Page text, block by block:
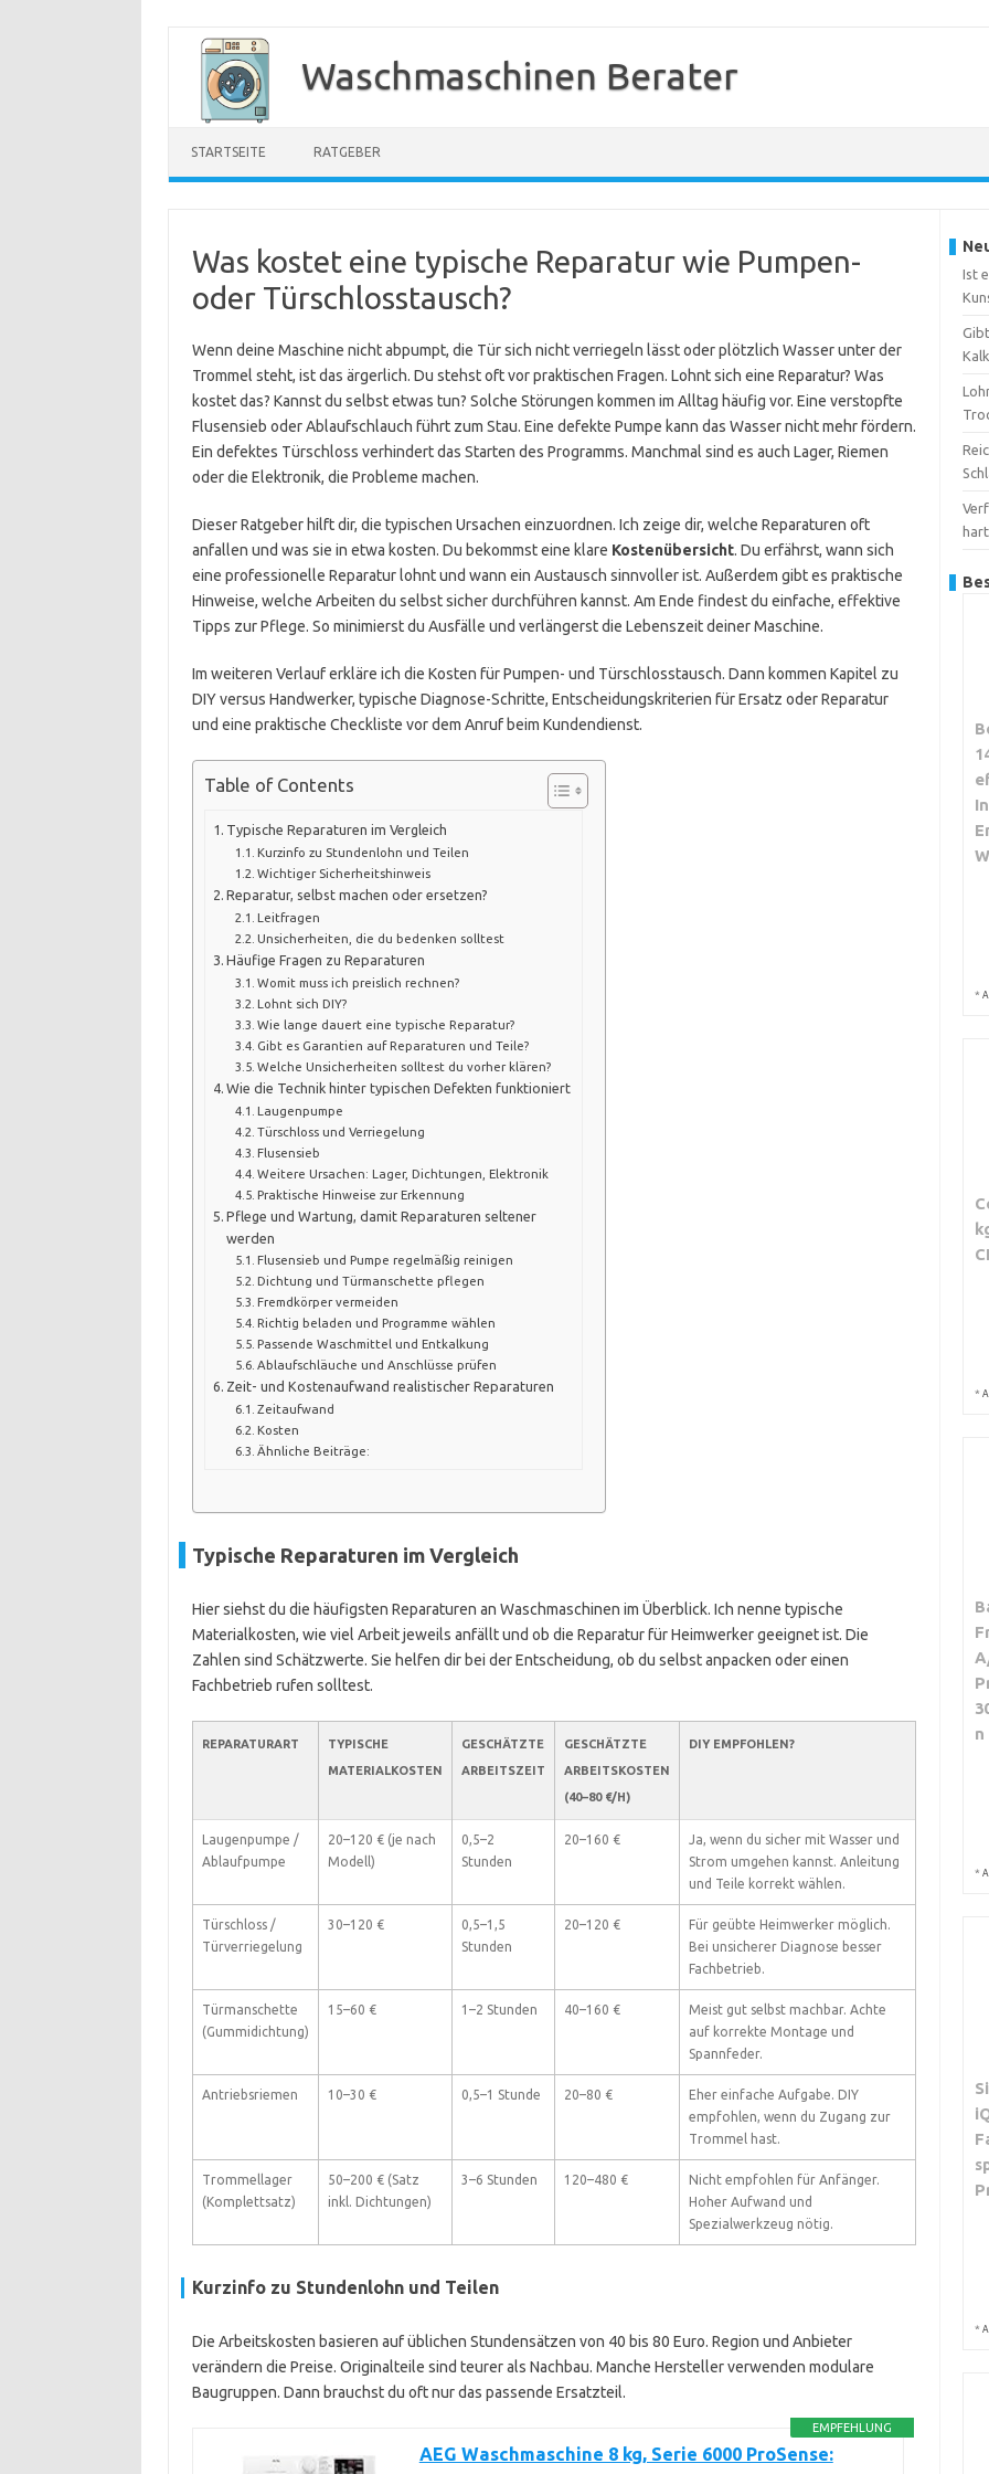
Inhalt
springen
Waschmaschinen Berater
STARTSEITE RATGEBER
Was kostet eine typische Reparatur wie Pumpen-
oder Türschlosstausch?
Wenn deine Maschine nicht abpumpt, die Tür sich nicht verriegeln lässt oder plötzlich Wasser unter der
Trommel steht, ist das ärgerlich. Du stehst oft vor praktischen Fragen. Lohnt sich eine Reparatur? Was
kostet das? Kannst du selbst etwas tun? Solche Störungen kommen im Alltag häufig vor. Eine verstopfte
Flusensieb oder Ablaufschlauch führt zum Stau. Eine defekte Pumpe kann das Wasser nicht mehr fördern.
Ein defektes Türschloss verhindert das Starten des Programms. Manchmal sind es auch Lager, Riemen
oder die Elektronik, die Probleme machen.
Dieser Ratgeber hilft dir, die typischen Ursachen einzuordnen. Ich zeige dir, welche Reparaturen oft
anfallen und was sie in etwa kosten. Du bekommst eine klare Kostenübersicht. Du erfährst, wann sich
eine professionelle Reparatur lohnt und wann ein Austausch sinnvoller ist. Außerdem gibt es praktische
Hinweise, welche Arbeiten du selbst sicher durchführen kannst. Am Ende findest du einfache, effektive
Tipps zur Pflege. So minimierst du Ausfälle und verlängerst die Lebenszeit deiner Maschine.
Im weiteren Verlauf erkläre ich die Kosten für Pumpen- und Türschlosstausch. Dann kommen Kapitel zu
DIY versus Handwerker, typische Diagnose-Schritte, Entscheidungskriterien für Ersatz oder Reparatur
und eine praktische Checkliste vor dem Anruf beim Kundendienst.
Table of Contents
Typische Reparaturen im Vergleich
Kurzinfo zu Stundenlohn und Teilen
Wichtiger Sicherheitshinweis
Reparatur, selbst machen oder ersetzen?
Leitfragen
Unsicherheiten, die du bedenken solltest
Häufige Fragen zu Reparaturen
Womit muss ich preislich rechnen?
Lohnt sich DIY?
Wie lange dauert eine typische Reparatur?
Gibt es Garantien auf Reparaturen und Teile?
Welche Unsicherheiten solltest du vorher klären?
Wie die Technik hinter typischen Defekten funktioniert
Laugenpumpe
Türschloss und Verriegelung
Flusensieb
Weitere Ursachen: Lager, Dichtungen, Elektronik
Praktische Hinweise zur Erkennung
Pflege und Wartung, damit Reparaturen seltener
werden
Flusensieb und Pumpe regelmäßig reinigen
Dichtung und Türmanschette pflegen
Fremdkörper vermeiden
Richtig beladen und Programme wählen
Passende Waschmittel und Entkalkung
Ablaufschläuche und Anschlüsse prüfen
Zeit- und Kostenaufwand realistischer Reparaturen
Zeitaufwand
Kosten
Ähnliche Beiträge:
Typische Reparaturen im Vergleich
Hier siehst du die häufigsten Reparaturen an Waschmaschinen im Überblick. Ich nenne typische
Materialkosten, wie viel Arbeit jeweils anfällt und ob die Reparatur für Heimwerker geeignet ist. Die
Zahlen sind Schätzwerte. Sie helfen dir bei der Entscheidung, ob du selbst anpacken oder einen
Fachbetrieb rufen solltest.
REPARATURART
TYPISCHE
MATERIALKOSTEN
GESCHÄTZTE
ARBEITSZEIT
GESCHÄTZTE
ARBEITSKOSTEN
(40–80 €/H)
DIY EMPFOHLEN?
Laugenpumpe /
Ablaufpumpe
20–120 € (je nach
Modell)
0,5–2
Stunden
20–160 €
Ja, wenn du sicher mit Wasser und
Strom umgehen kannst. Anleitung
und Teile korrekt wählen.
Türschloss /
Türverriegelung
30–120 €
0,5–1,5
Stunden
20–120 €
Für geübte Heimwerker möglich.
Bei unsicherer Diagnose besser
Fachbetrieb.
Türmanschette
(Gummidichtung)
15–60 € 1–2 Stunden 40–160 €
Meist gut selbst machbar. Achte
auf korrekte Montage und
Spannfeder.
Antriebsriemen 10–30 € 0,5–1 Stunde 20–80 €
Eher einfache Aufgabe. DIY
empfohlen, wenn du Zugang zur
Trommel hast.
Trommellager
(Komplettsatz)
50–200 € (Satz
inkl. Dichtungen)
3–6 Stunden 120–480 €
Nicht empfohlen für Anfänger.
Hoher Aufwand und
Spezialwerkzeug nötig.
Kurzinfo zu Stundenlohn und Teilen
Die Arbeitskosten basieren auf üblichen Stundensätzen von 40 bis 80 Euro. Region und Anbieter
verändern die Preise. Originalteile sind teurer als Nachbau. Manche Hersteller verwenden modulare
Baugruppen. Dann brauchst du oft nur das passende Ersatzteil.
EMPFEHLUNG
AEG Waschmaschine 8 kg, Serie 6000 ProSense:
Ist
*
*
n
*
*